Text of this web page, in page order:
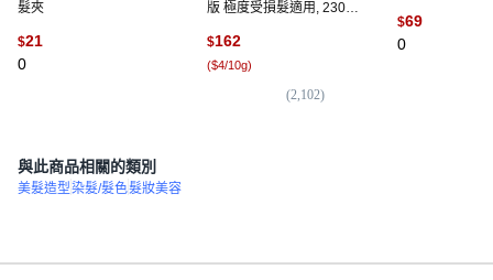
髮夾
$21
0
版 極度受損髮適用, 230g,
$162
($4/10g)
(2,102)
$69
0
與此商品相關的類別
美髮造型染髮/髮色髮妝美容